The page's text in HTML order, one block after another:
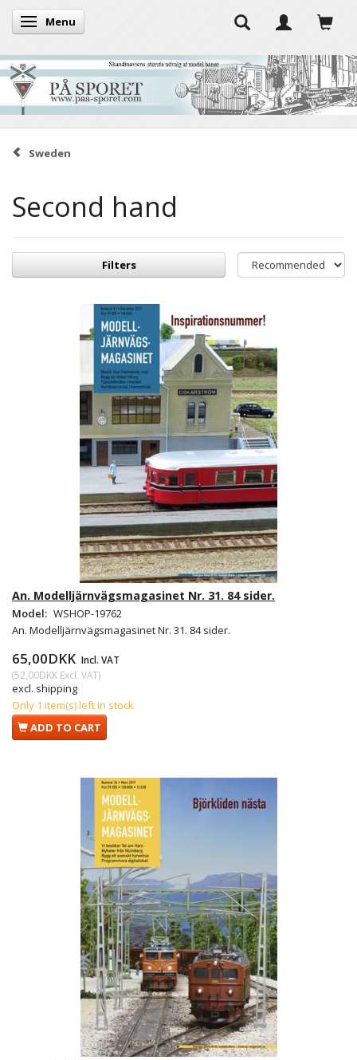
Toggle navigation
Menu
Sweden
Second hand
Filters
An. Modelljärnvägsmagasinet Nr. 31. 84 sider.
Model: WSHOP-19762
An. Modelljärnvägsmagasinet Nr. 31. 84 sider.
65,00DKK Incl. VAT
(52,00DKK Excl. VAT)
excl. shipping
Only 1 item(s) left in stock
ADD TO CART